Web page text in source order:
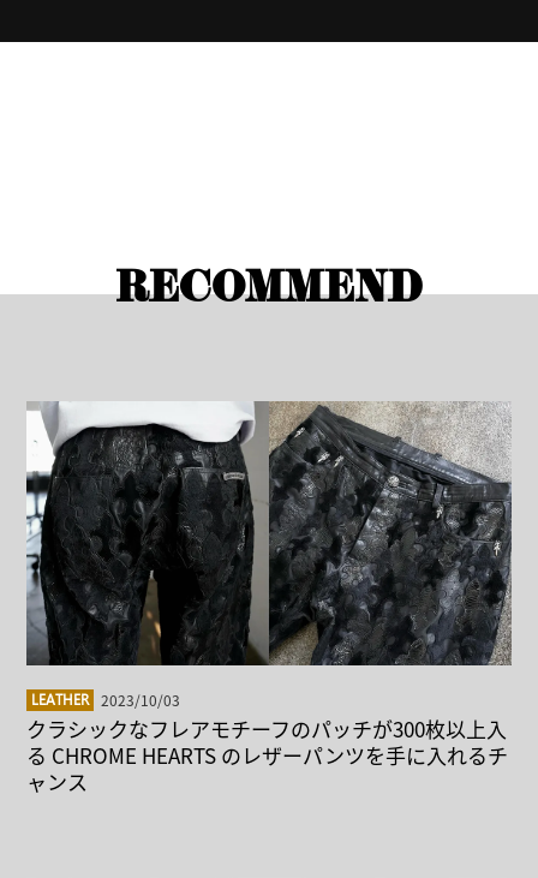
RECOMMEND
LEATHER 2023/10/03
クラシックなフレアモチーフのパッチが300枚以上入
る CHROME HEARTS のレザーパンツを手に入れるチ
ャンス